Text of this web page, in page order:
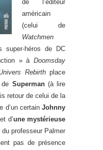
de l’éditeur
américain
(celui de
Watchmen
super-héros de DC
» à Doomsday
Rebirthplace
Superman(à lire
retour de celui de la
d’un certain Johnny
d’une mystérieuse
du professeur Palmer
pas de présence